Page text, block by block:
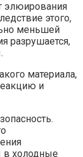
элюирования
этого,
меньшей
разрушается,
материала,
и
в холодные